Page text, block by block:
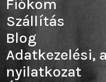
Fiókom
Szállítás
Blog
Adatkezelési,
nyilatkozat